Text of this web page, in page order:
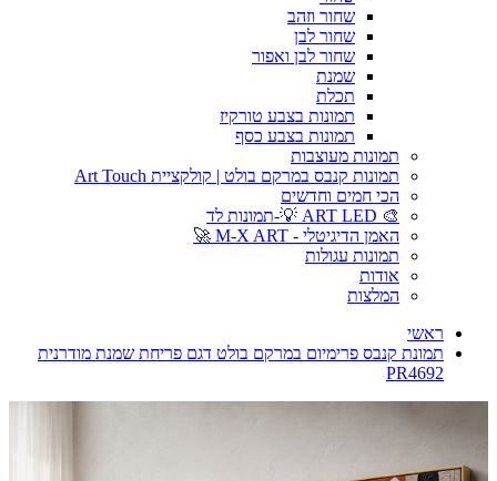
שחור וזהב
שחור לבן
שחור לבן ואפור
שמנת
תכלת
תמונות בצבע טורקיז
תמונות בצבע כסף
תמונות מעוצבות
תמונות קנבס במרקם בולט | קולקציית Art Touch
הכי חמים וחדשים
🎨 ART LED 💡-תמונות לד
האמן הדיגיטלי - M-X ART 🚀
תמונות עגולות
אודות
המלצות
ראשי
תמונת קנבס פרימיום במרקם בולט דגם פריחת שמנת מודרנית
PR4692